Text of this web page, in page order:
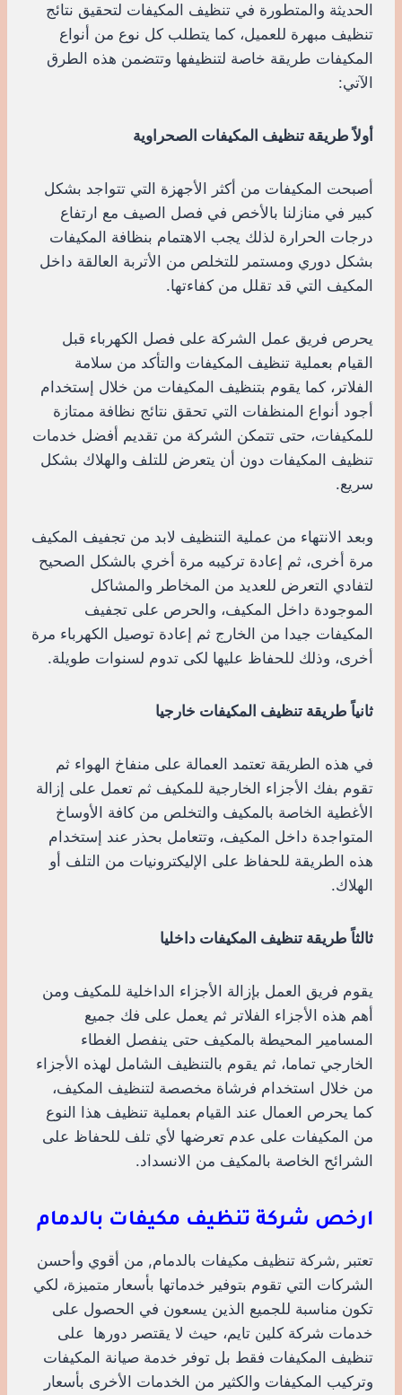
الحديثة والمتطورة في تنظيف المكيفات لتحقيق نتائج
تنظيف مبهرة للعميل، كما يتطلب كل نوع من أنواع
المكيفات طريقة خاصة لتنظيفها وتتضمن هذه الطرق
الآتي:
أولاً طريقة تنظيف المكيفات الصحراوية
أصبحت المكيفات من أكثر الأجهزة التي تتواجد بشكل
كبير في منازلنا بالأخص في فصل الصيف مع ارتفاع
درجات الحرارة لذلك يجب الاهتمام بنظافة المكيفات
بشكل دوري ومستمر للتخلص من الأتربة العالقة داخل
المكيف التي قد تقلل من كفاءتها.
يحرص فريق عمل الشركة على فصل الكهرباء قبل
القيام بعملية تنظيف المكيفات والتأكد من سلامة
الفلاتر، كما يقوم بتنظيف المكيفات من خلال إستخدام
أجود أنواع المنظفات التي تحقق نتائج نظافة ممتازة
للمكيفات، حتى تتمكن الشركة من تقديم أفضل خدمات
تنظيف المكيفات دون أن يتعرض للتلف والهلاك بشكل
سريع.
وبعد الانتهاء من عملية التنظيف لابد من تجفيف المكيف
مرة أخرى، ثم إعادة تركيبه مرة أخري بالشكل الصحيح
لتفادي التعرض للعديد من المخاطر والمشاكل
الموجودة داخل المكيف، والحرص على تجفيف
المكيفات جيدا من الخارج ثم إعادة توصيل الكهرباء مرة
أخرى، وذلك للحفاظ عليها لكى تدوم لسنوات طويلة.
ثانياً طريقة تنظيف المكيفات خارجيا
في هذه الطريقة تعتمد العمالة على منفاخ الهواء ثم
تقوم بفك الأجزاء الخارجية للمكيف ثم تعمل على إزالة
الأغطية الخاصة بالمكيف والتخلص من كافة الأوساخ
المتواجدة داخل المكيف، وتتعامل بحذر عند إستخدام
هذه الطريقة للحفاظ على الإليكترونيات من التلف أو
الهلاك.
ثالثاً طريقة تنظيف المكيفات داخليا
يقوم فريق العمل بإزالة الأجزاء الداخلية للمكيف ومن
أهم هذه الأجزاء الفلاتر ثم يعمل على فك جميع
المسامير المحيطة بالمكيف حتى ينفصل الغطاء
الخارجي تماما، ثم يقوم بالتنظيف الشامل لهذه الأجزاء
من خلال استخدام فرشاة مخصصة لتنظيف المكيف،
كما يحرص العمال عند القيام بعملية تنظيف هذا النوع
من المكيفات على عدم تعرضها لأي تلف للحفاظ على
الشرائح الخاصة بالمكيف من الانسداد.
ارخص شركة تنظيف مكيفات بالدمام
تعتبر ,شركة تنظيف مكيفات بالدمام, من أقوي وأحسن
الشركات التي تقوم بتوفير خدماتها بأسعار متميزة، لكي
تكون مناسبة للجميع الذين يسعون في الحصول على
خدمات شركة كلين تايم، حيث لا يقتصر دورها على
تنظيف المكيفات فقط بل توفر خدمة صيانة المكيفات
وتركيب المكيفات والكثير من الخدمات الأخرى بأسعار